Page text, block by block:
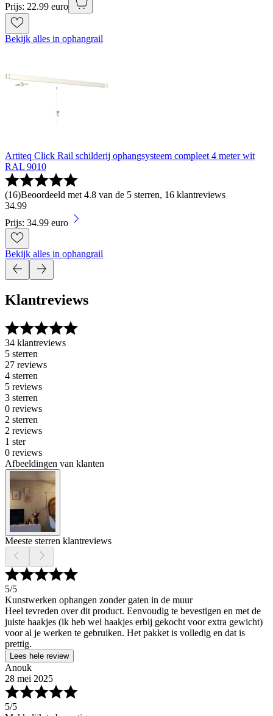
Prijs: 22.99 euro
Bekijk alles in ophangrail
Artiteq Click Rail schilderij ophangsysteem compleet 4 meter wit
RAL 9010
(16)Beoordeeld met 4.8 van de 5 sterren, 16 klantreviews
34.99
Prijs: 34.99 euro
Bekijk alles in ophangrail
Klantreviews
34 klantreviews
5 sterren
27 reviews
4 sterren
5 reviews
3 sterren
0 reviews
2 sterren
2 reviews
1 ster
0 reviews
Afbeeldingen van klanten
Meeste sterren klantreviews
5/5
Kunstwerken ophangen zonder gaten in de muur
Heel tevreden over dit product. Eenvoudig te bevestigen en met de
juiste haakjes (ik heb wel haakjes erbij gekocht voor extra gewicht)
voor al je werken te gebruiken. Het pakket is volledig en dat is
prettig.
Lees hele review
Anouk
28 mei 2025
5/5